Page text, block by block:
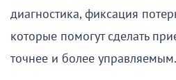
диагностика, фиксация
которые помогут сделать
точнее и более управляемым.